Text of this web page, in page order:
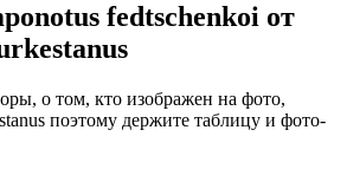
fedtschenkoi от
о том, кто изображен на фото,
поэтому держите таблицу и фото-